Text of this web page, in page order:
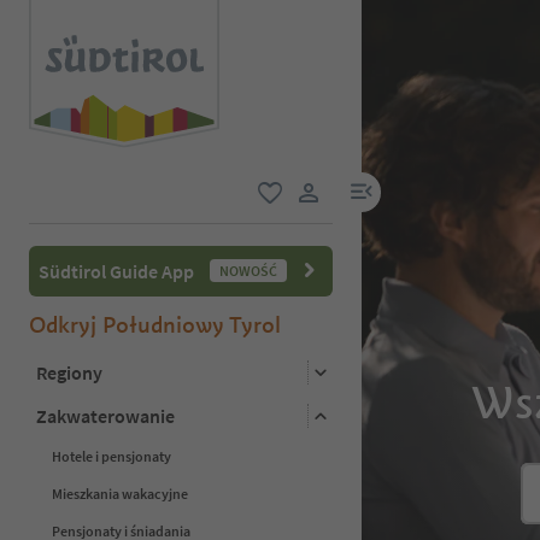
link użytkownika
link menu
Südtirol Guide App NOWOŚĆ
Odkryj Południowy Tyrol
Regiony
Zakwaterowanie
Hotele i pensjonaty
Mieszkania wakacyjne
Pensjonaty i śniadania